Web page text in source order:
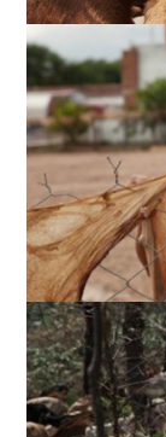
¿QUÉ
¿QUÉ